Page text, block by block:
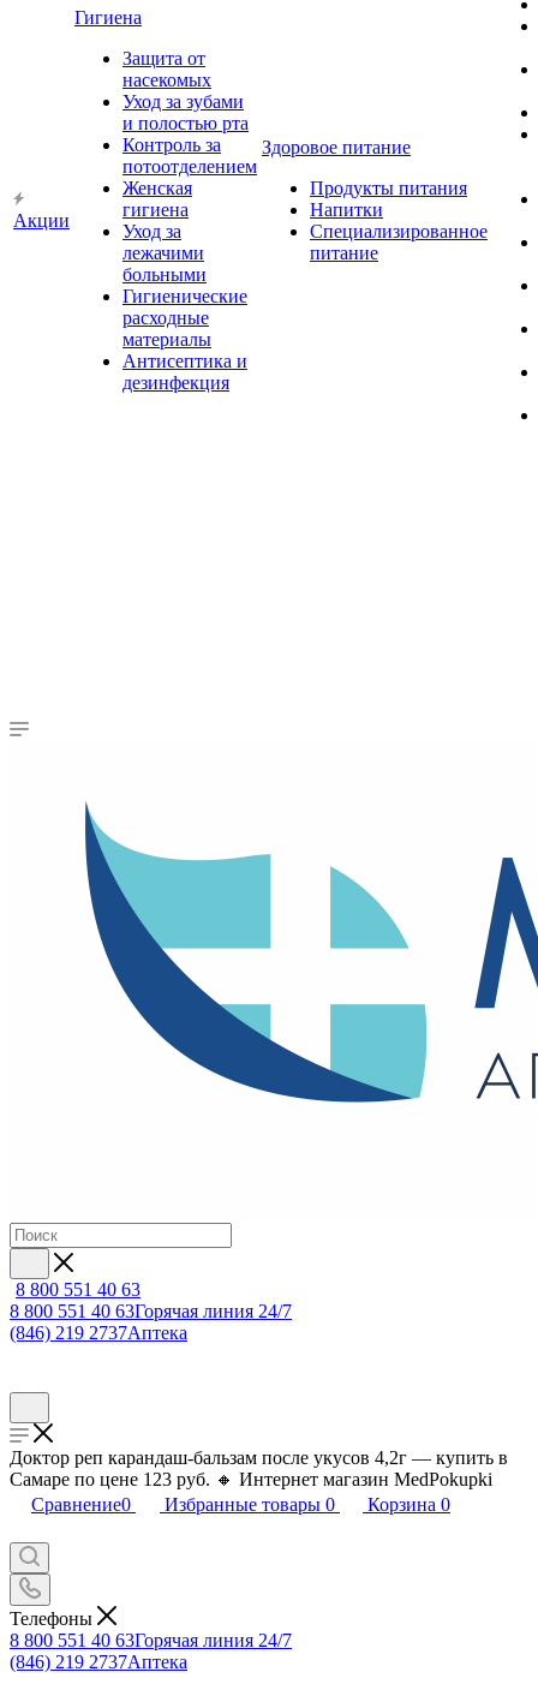
Акции
Гигиена
Защита от
насекомых
Уход за зубами
и полостью рта
Контроль за
потоотделением
Женская
гигиена
Уход за
лежачими
больными
Гигиенические
расходные
материалы
Антисептика и
дезинфекция
Здоровое питание
Продукты питания
Напитки
Специализированное
питание
8 800 551 40 63
8 800 551 40 63Горячая линия 24/7
(846) 219 2737Аптека
Доктор реп карандаш-бальзам после укусов 4,2г — купить в
Самаре по цене 123 руб. 🔸 Интернет магазин MedPokupki
Сравнение0 Избранные товары 0 Корзина 0
Телефоны
8 800 551 40 63Горячая линия 24/7
(846) 219 2737Аптека